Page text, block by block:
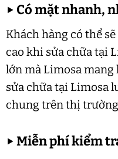
▶ Có mặt nhanh,
Khách hàng có thể
cao khi sửa chữa tại
lớn mà Limosa mang
sửa chữa tại Limosa
chung trên thị
▶Miễn phí kiểm